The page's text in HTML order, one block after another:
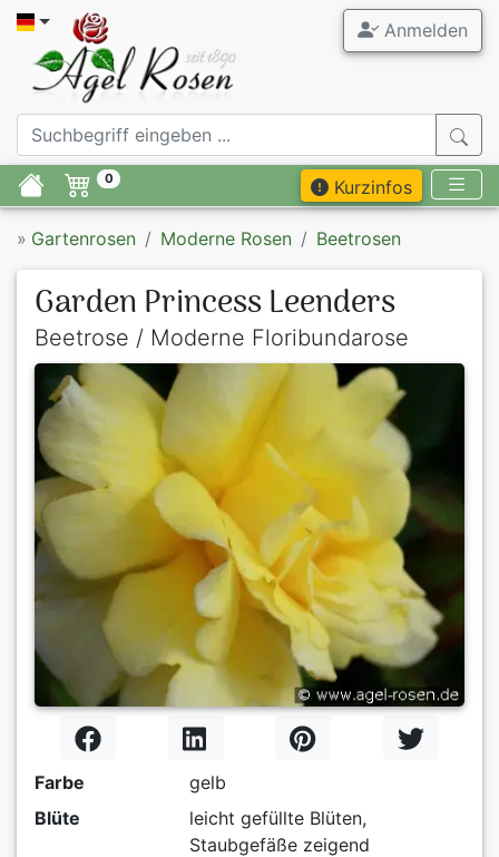
Anmelden
0 Kurzinfos
» Gartenrosen Moderne Rosen Beetrosen
Garden Princess Leenders
Beetrose / Moderne Floribundarose
Farbe
gelb
Blüte
leicht gefüllte Blüten,
Staubgefäße zeigend